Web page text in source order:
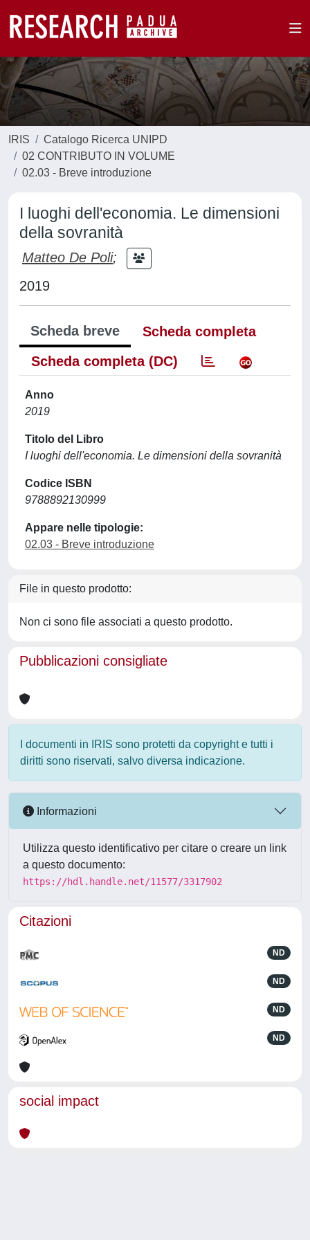
IRIS
Catalogo Ricerca UNIPD
02 CONTRIBUTO IN VOLUME
02.03 - Breve introduzione
I luoghi dell'economia. Le dimensioni
della sovranità
Matteo De Poli;
2019
Scheda breve
Scheda completa
Scheda completa (DC)
Anno
2019
Titolo del Libro
I luoghi dell'economia. Le dimensioni della sovranità
Codice ISBN
9788892130999
Appare nelle tipologie:
02.03 - Breve introduzione
File in questo prodotto:
Non ci sono file associati a questo prodotto.
Pubblicazioni consigliate
I documenti in IRIS sono protetti da copyright e tutti i
diritti sono riservati, salvo diversa indicazione.
Informazioni
Utilizza questo identificativo per citare o creare un link
a questo documento:
https://hdl.handle.net/11577/3317902
Citazioni
ND
ND
ND
ND
social impact